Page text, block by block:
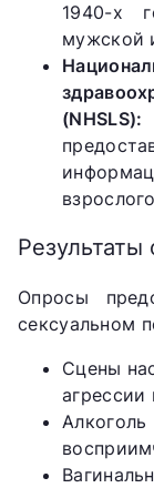
1940-х
мужской
(NHSLS):
Результаты
Опросы
сексуальном
Сцены